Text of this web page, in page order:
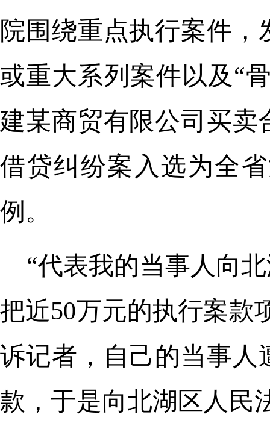
院围绕重点执行案件
或重大系列案件以及“
建某商贸有限公司买
借贷纠纷案入选为全
例。
“代表我的当事人向
把近50万元的执行案款
诉记者，自己的当事人
款，于是向北湖区人民